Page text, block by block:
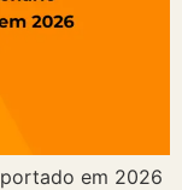
em 2026